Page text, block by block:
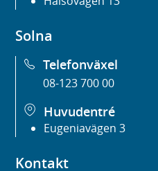
Solna
Telefonväxel
08-123 700 00
Huvudentré
Eugeniavägen 3
Kontakt